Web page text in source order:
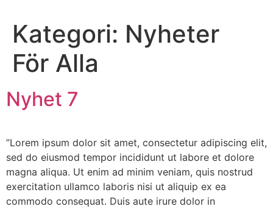
Kategori: Nyheter
För Alla
Nyhet 7
”Lorem ipsum dolor sit amet, consectetur adipiscing elit,
sed do eiusmod tempor incididunt ut labore et dolore
magna aliqua. Ut enim ad minim veniam, quis nostrud
exercitation ullamco laboris nisi ut aliquip ex ea
commodo consequat. Duis aute irure dolor in